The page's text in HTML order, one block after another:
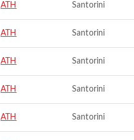
ATH Santorini
ATH Santorini
ATH Santorini
ATH Santorini
ATH Santorini